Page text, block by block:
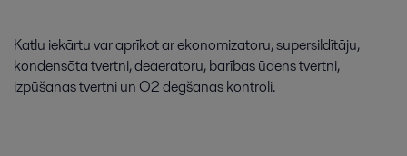
Katlu iekārtuvaraprīkotarekonomizatoru,supersildītāju,
kondensātatvertni,deaeratoru,barībasūdenstvertni,
izpūšanastvertniun O2degšanaskontroli.